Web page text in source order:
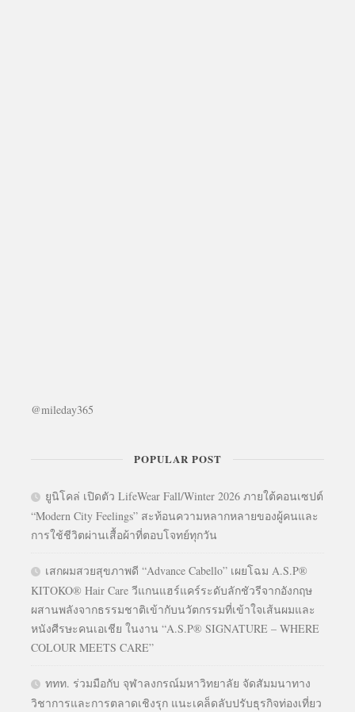
@mileday365
POPULAR POST
ยูนิโคล่ เปิดตัว LifeWear Fall/Winter 2026 ภายใต้คอนเซปต์
“Modern City Feelings” สะท้อนความหลากหลายของผู้คนและ
การใช้ชีวิตผ่านเสื้อผ้าที่ตอบโจทย์ทุกวัน
เสกผมสวยสุขภาพดี “Advance Cabello” เผยโฉม A.S.P®
KITOKO® Hair Care วีแกนแฮร์แคร์ระดับลักชัวรีจากอังกฤษ
ผสานพลังจากธรรมชาติเข้ากับนวัตกรรมที่เข้าใจเส้นผมและ
หนังศีรษะคนเอเชีย ในงาน “A.S.P® SIGNATURE – WHERE
COLOUR MEETS CARE”
ททท. ร่วมมือกับ จุฬาลงกรณ์มหาวิทยาลัย จัดสัมมนาทาง
วิชาการและการตลาดเชิงรุก แนะเคล็ดลับปรับธุรกิจท่องเที่ยว